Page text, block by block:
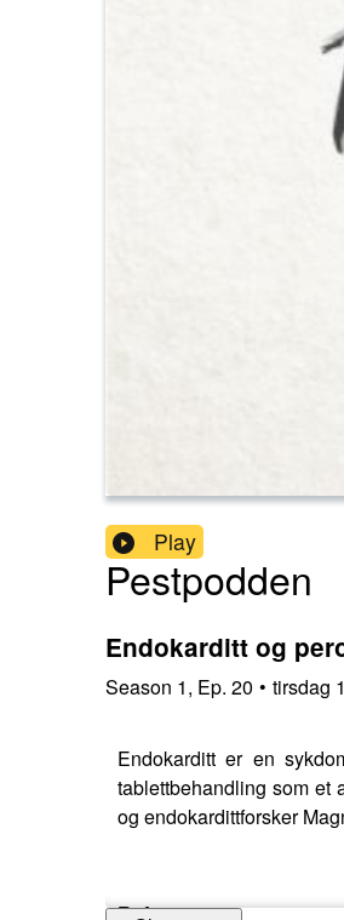
Play
Pestpodden
Endokarditt og
Season 1, Ep. 20 • tirsdag
Endokarditt er en
tablettbehandling som et
og endokardittforsker
Referanse: